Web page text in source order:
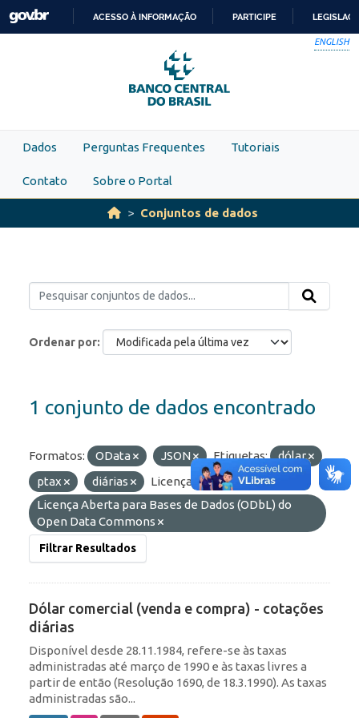
Skip to main content
PARA
O
CONTEÚDO
ACESSO À INFORMAÇÃO PARTICIPE
ENGLISH
Dados Perguntas Frequentes Tutoriais
Contato Sobre o Portal
Conjuntos de dados
Ordenar por
1 conjunto de dados encontrado
Formatos: OData JSON Etiquetas:
dólar
ptax
diárias
Licenças:
Licença Aberta para Bases de Dados (ODbL) do
Open Data Commons
Filtrar Resultados
Dólar comercial (venda e compra) - cotações
diárias
Disponível desde 28.11.1984, refere-se às taxas
administradas até março de 1990 e às taxas livres a
partir de então (Resolução 1690, de 18.3.1990). As taxas
administradas são...